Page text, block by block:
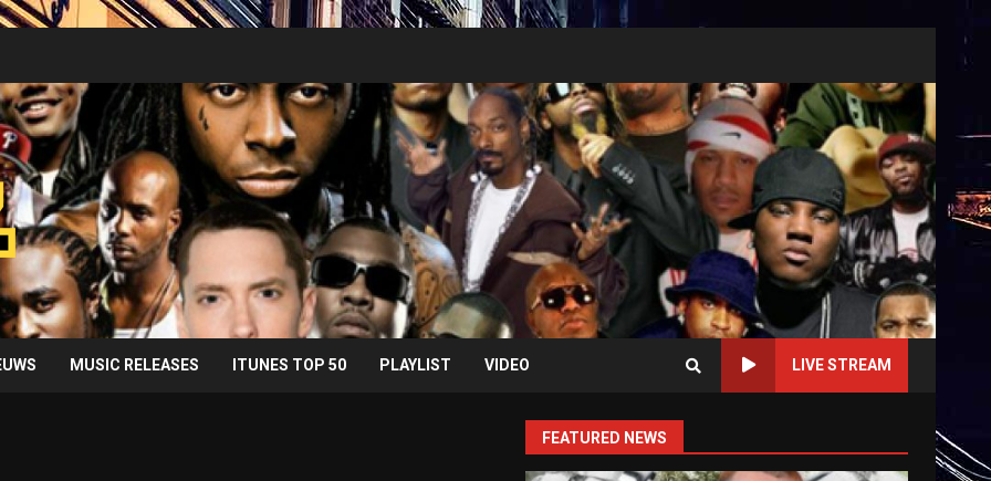
MUSIC RELEASES ITUNES TOP 50 PLAYLIST VIDEO LIVE STREAM
FEATURED NEWS